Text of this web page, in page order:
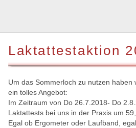
Laktattestaktion
Um das Sommerloch zu nutzen haben
ein tolles Angebot:
Im Zeitraum von Do 26.7.2018- Do
Laktattests bei uns in der Praxis um
Egal ob Ergometer oder Laufband,